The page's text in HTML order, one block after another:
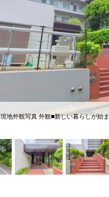
現地外観写真 外観■新しい暮らしが始